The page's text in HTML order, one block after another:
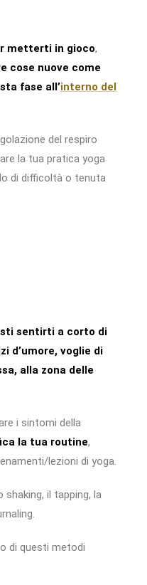
metterti in gioco,
cose nuove come
fase all’interno del
del respiro
la tua pratica yoga
di difficoltà o tenuta
sentirti a corto di
d’umore, voglie di
alla zona delle
i sintomi della
la tua routine,
lezioni di yoga.
shaking, il tapping, la
di questi metodi